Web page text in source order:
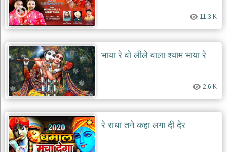
11.3 K
भाया रे वो लीले वाला श्याम भाया रे
2.6 K
रे राधा तने कहा लगा दी देर